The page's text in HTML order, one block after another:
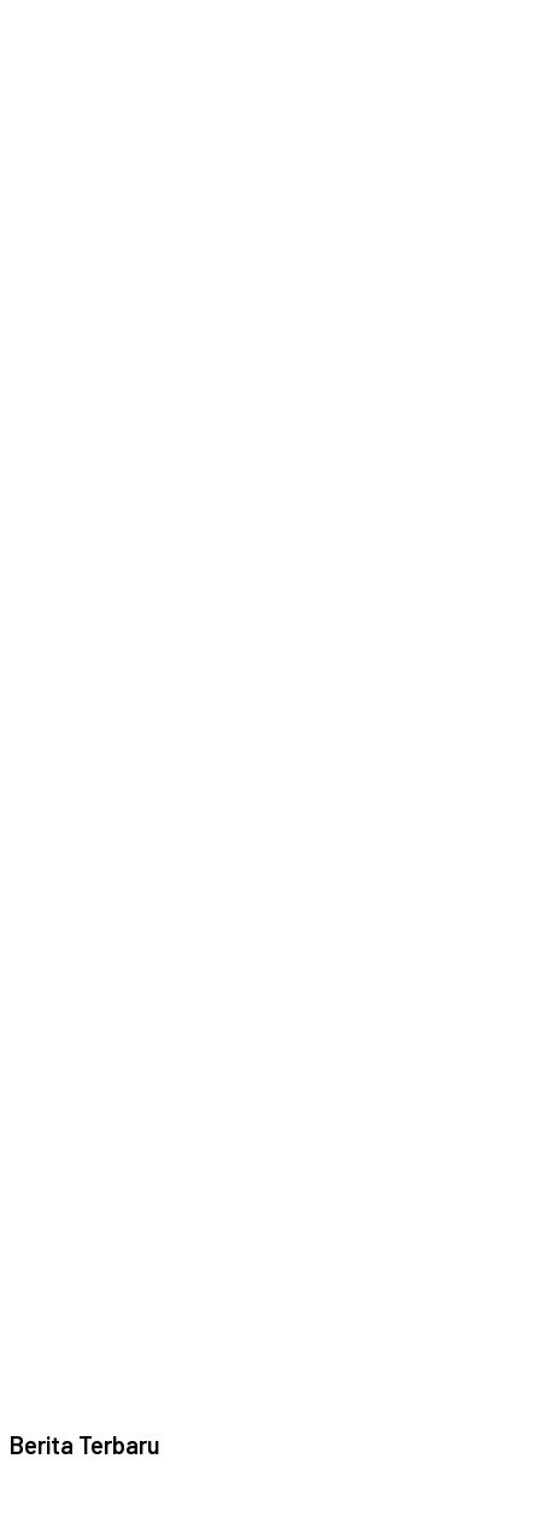
Berita Terbaru